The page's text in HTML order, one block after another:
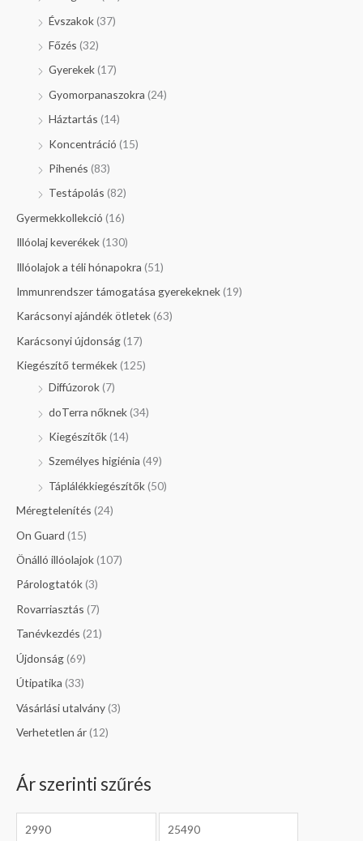
Évszakok(37)
Főzés (32)
Gyerekek(17)
Gyomorpanaszokra (24)
Háztartás (14)
Koncentráció (15)
Pihenés (83)
Testápolás (82)
Gyermekkollekció (16)
Illóolaj keverékek(130)
Illóolajok a téli hónapokra (51)
Immunrendszer támogatása gyerekeknek(19)
Karácsonyi ajándék ötletek(63)
Karácsonyi újdonság(17)
Kiegészítő termékek(125)
Diffúzorok(7)
doTerra nőknek(34)
Kiegészítők(14)
Személyes higiénia (49)
Táplálékkiegészítők(50)
Méregtelenítés (24)
On Guard (15)
Önálló illóolajok(107)
Párologtatók(3)
Rovarriasztás (7)
Tanévkezdés (21)
Újdonság(69)
Útipatika (33)
Vásárlási utalvány(3)
Verhetetlen ár(12)
Ár szerinti szűrés